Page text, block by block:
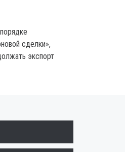
сделки»,
экспорт